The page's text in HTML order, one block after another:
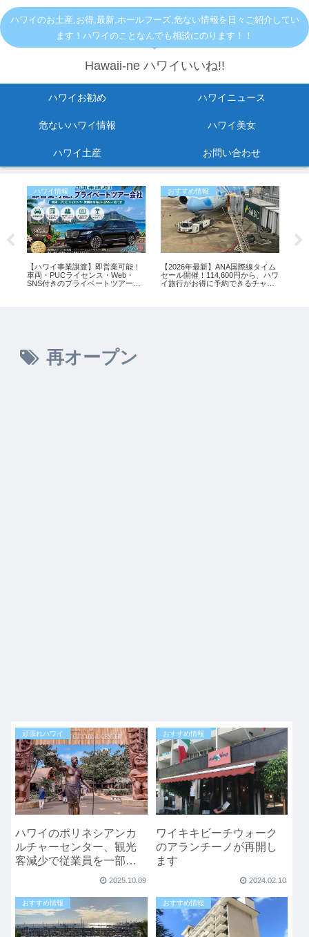
ハワイのお土産,お得,最新,ホールフーズ,危ない情報を日々ご紹介してい
ます！ハワイのことなんでも相談にのります！！
Hawaii-ne ハワイいいね!!
ハワイお勧め ハワイニュース
危ないハワイ情報 ハワイ美女
ハワイ土産 お問い合わせ
ハワイ情報
【ハワイ事業譲渡】即営業可能！
車両・PUCライセンス・Web・
SNS付きのプライベートツアー会
おすすめ情報
【2026年最新】ANA国際線タイム
セール開催！114,600円から、ハワ
イ旅行がお得に予約できるチャン
再オープン
頑張れハワイ
ハワイのポリネシアンカ
ルチャーセンター、観光
客減少で従業員を一部解
2025.10.09
おすすめ情報
ワイキキビーチウォーク
のアランチーノが再開し
ます
2024.02.10
おすすめ情報 おすすめ情報